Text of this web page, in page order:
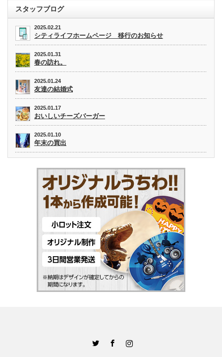
スタッフブログ
2025.02.21
シティライフホームページ 移行のお知らせ
2025.01.31
春の訪れ。
2025.01.24
友達の結婚式
2025.01.17
おいしいチーズバーガー
2025.01.10
年末の買出